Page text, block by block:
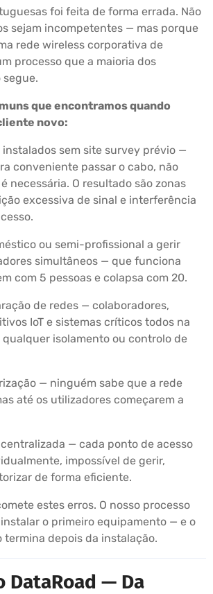
foi feita de forma errada. Não
sejam incompetentes — mas porque
rede wireless corporativa de
processo que a maioria dos
que encontramos quando
novo:
instalados sem site survey prévio —
conveniente passar o cabo, não
necessária. O resultado são zonas
excessiva de sinal e interferência
ou semi-profissional a gerir
simultâneos — que funciona
com 5 pessoas e colapsa com 20.
de redes — colaboradores,
IoT e sistemas críticos todos na
qualquer isolamento ou controlo de
— ninguém sabe que a rede
até os utilizadores começarem a
— cada ponto de acesso
impossível de gerir,
de forma eficiente.
estes erros. O nosso processo
o primeiro equipamento — e o
termina depois da instalação.
DataRoad — Da